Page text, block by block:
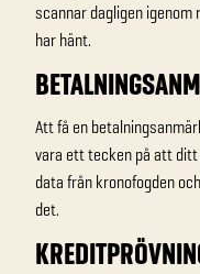
scannar dagligen
har hänt.
Att få en
vara ett tecken på att
data från kronofogden
det.